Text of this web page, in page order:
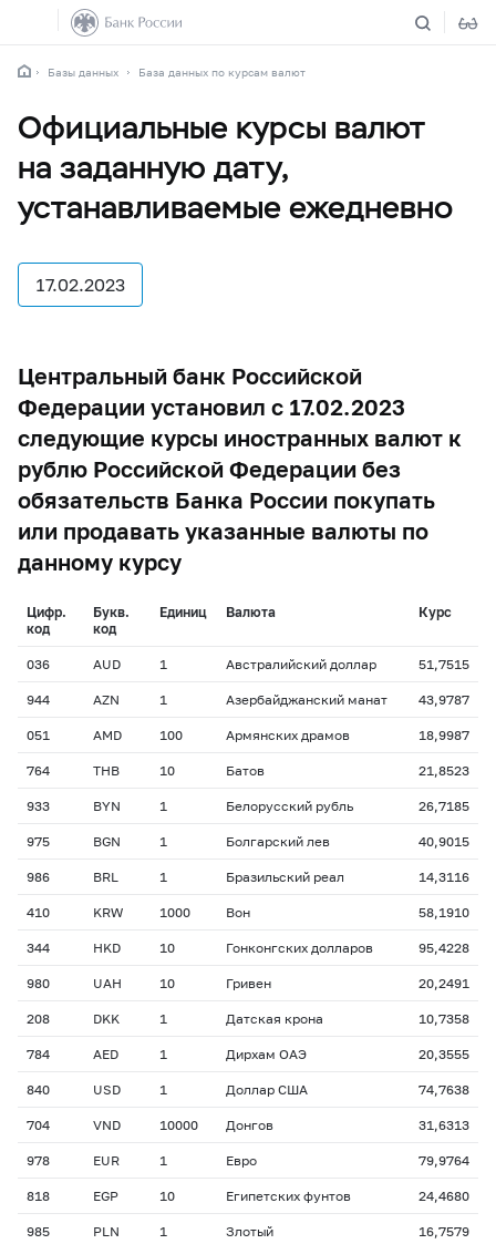
Базы данных База данных по курсам валют
Официальные курсы валют
на заданную дату,
устанавливаемые ежедневно
17.02.2023
Центральный банк Российской
Федерации установил с 17.02.2023
следующие курсы иностранных валют к
рублю Российской Федерации без
обязательств Банка России покупать
или продавать указанные валюты по
данному курсу
Цифр.
код
Букв.
код
Единиц Валюта Курс
036 AUD 1 Австралийский доллар 51,7515
944 AZN 1 Азербайджанский манат 43,9787
051 AMD 100 Армянских драмов 18,9987
764 THB 10 Батов 21,8523
933 BYN 1 Белорусский рубль 26,7185
975 BGN 1 Болгарский лев 40,9015
986 BRL 1 Бразильский реал 14,3116
410 KRW 1000 Вон 58,1910
344 HKD 10 Гонконгских долларов 95,4228
980 UAH 10 Гривен 20,2491
208 DKK 1 Датская крона 10,7358
784 AED 1 Дирхам ОАЭ 20,3555
840 USD 1 Доллар США 74,7638
704 VND 10000 Донгов 31,6313
978 EUR 1 Евро 79,9764
818 EGP 10 Египетских фунтов 24,4680
985 PLN 1 Злотый 16,7579